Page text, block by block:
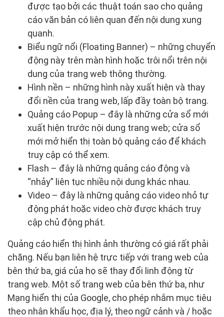
được tạo bởi các thuật toán sao cho quảng
cáo văn bản có liên quan đến nội dung xung
quanh.
Biểu ngữ nổi (Floating Banner) – những chuyển
động này trên màn hình hoặc trôi nổi trên nội
dung của trang web thông thường.
Hình nền – những hình này xuất hiện và thay
đổi nền của trang web, lấp đầy toàn bộ trang.
Quảng cáo Popup – đây là những cửa sổ mới
xuất hiện trước nội dung trang web; cửa sổ
mới mở hiển thị toàn bộ quảng cáo để khách
truy cập có thể xem.
Flash – đây là những quảng cáo động và
“nhảy” liên tục nhiều nội dung khác nhau.
Video – đây là những quảng cáo video nhỏ tự
động phát hoặc video chờ được khách truy
cập chủ động phát.
Quảng cáo hiển thị hình ảnh thường có giá rất phải
chăng. Nếu bạn liên hệ trực tiếp với trang web của
bên thứ ba, giá của họ sẽ thay đổi linh động từ
trang web. Một số trang web của bên thứ ba, như
Mạng hiển thị của Google, cho phép nhắm mục tiêu
theo nhân khẩu học, địa lý, theo ngữ cảnh và / hoặc